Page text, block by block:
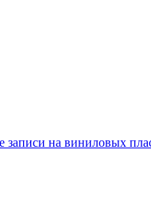
записи на виниловых